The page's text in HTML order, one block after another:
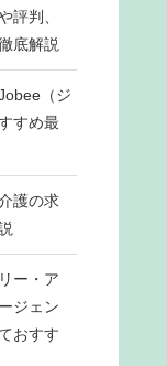
評判、
底解説
（ジ
すめ最
護の求
ー・ア
ジェン
おすす